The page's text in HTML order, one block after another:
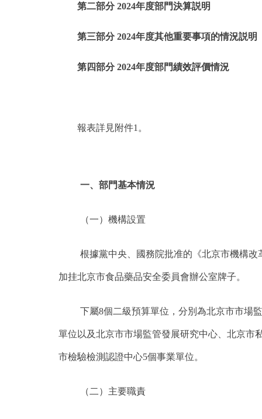
ENGLISH
第二部分 2024年度部門決算説明
第三部分 2024年度其他重要事項的情況説明
第四部分 2024年度部門績效評價情況
報表詳見附件1。
一、部門基本情況
（一）機構設置
根據黨中央、國務院批准的《北京市機構
加挂北京市食品藥品安全委員會辦公室牌子。
下屬8個二級預算單位，分別為北京市市場
單位以及北京市市場監管發展研究中心、北京市
市檢驗檢測認證中心5個事業單位。
（二）主要職責